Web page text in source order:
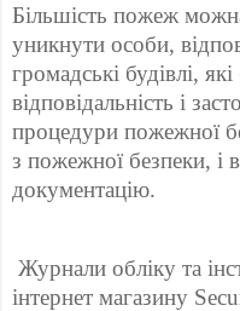
Більшість пожеж
уникнути особи,
громадські будівлі,
відповідальність і
процедури пожежної
з пожежної безпеки, і
документацію.
інтернет магазину